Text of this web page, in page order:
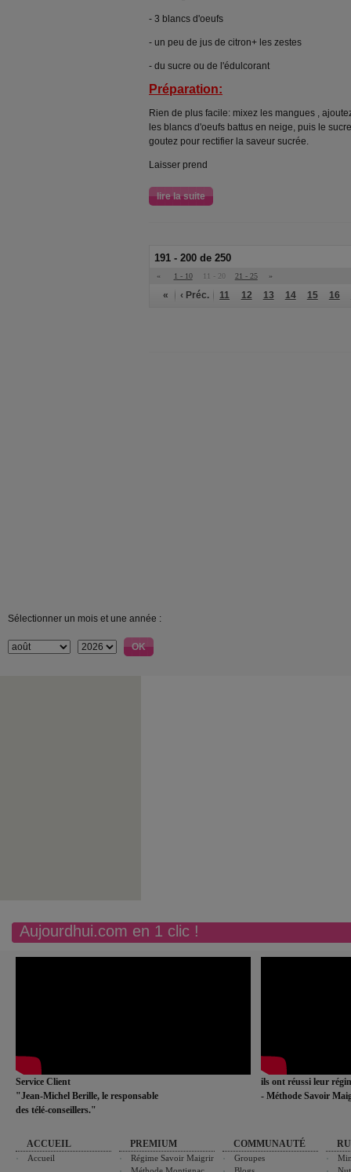
- 3 blancs d'oeufs
- un peu de jus de citron+ les zestes
- du sucre ou de l'édulcorant
Préparation:
Rien de plus facile: mixez les mangues ,
les blancs d'oeufs battus en neige, puis le
goutez pour rectifier la saveur sucrée.
Laisser prend
lire la suite
191 - 200 de 250
« 1 - 10 11 - 20 21 - 25 »
« ‹ Préc. 11 12 13 14 15 16
Sélectionner un mois et une année :
Aujourdhui.com en 1 clic !
Service Client
"Jean-Michel Berille, le responsable
des télé-conseillers."
ils ont réussi leur
- Méthode Savoir
ACCUEIL
Accueil
PREMIUM
Régime Savoir Maigrir
COMMUNAUTÉ
Groupes